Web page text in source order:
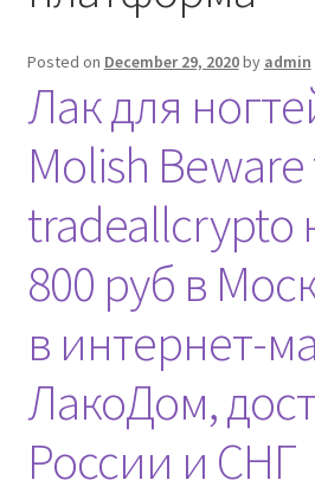
Nyheter/News
Om/About
Service/Services
Posted on December 29, 2020by admin
Лак для
Molish
tradeallcrypto
800 руб в
в интернет-
ЛакоДом,
России и СНГ